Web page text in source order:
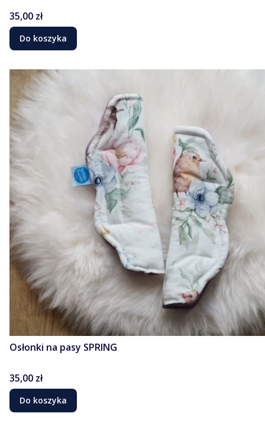
Cena
35,00 zł
Do koszyka
Osłonki na pasy SPRING
Cena
35,00 zł
Do koszyka